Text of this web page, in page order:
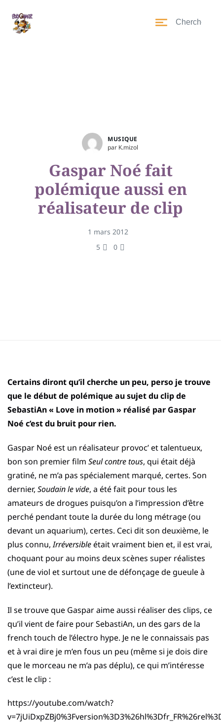
MUSIQUE
par K.mizol
Gaspar Noé fait
polémique aussi en
réalisateur de clip
1 mars 2012
5
0
Certains diront qu’il cherche un peu, perso je trouve
que le début de polémique au sujet du clip de
SebastiAn « Love in motion » réalisé par Gaspar
Noé c’est du bruit pour rien.
Gaspar Noé est un réalisateur provoc’ et talentueux,
bon son premier film Seul contre tous, qui était déjà
gratiné, ne m’a pas spécialement marqué, certes. Son
dernier, Soudain le vide, a été fait pour tous les
amateurs de drogues puisqu’on a l’impression d’être
perché pendant toute la durée du long métrage (ou
devant un aquarium), certes. Ceci dit son deuxième, le
plus connu,Irréversibleétait vraiment bien et, il est vrai,
choquant pour au moins deux scènes super réalistes
(une de viol et surtout une de défonçage de gueule à
l’extincteur).
Il se trouve que Gaspar aime aussi réaliser des clips, ce
qu’il vient de faire pour SebastiAn, un des gars de la
french touch de l’électro hype. Je ne le connaissais pas
et à vrai dire je m’en fous un peu (même si je dois dire
que le morceau ne m’a pas déplu), ce qui m’intéresse
c’est le clip :
https://youtube.com/watch?